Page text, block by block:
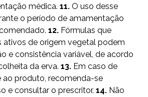
médica. 11. O uso desse
o período de amamentação
12. Fórmulas que
ativos de origem vegetal podem
e consistência variável, de acordo
da erva. 13. Em caso de
ao produto, recomenda-se
e consultar o prescritor. 14. Não